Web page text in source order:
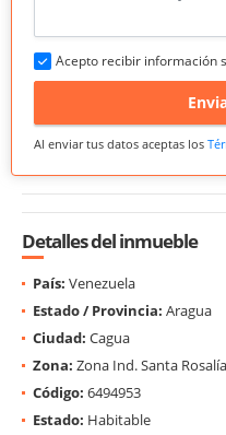
Acepto recibir información
Al enviar tus datos aceptas los
Detalles del inmueble
País: Venezuela
Estado / Provincia: Aragua
Ciudad: Cagua
Zona: Zona Ind. Santa Rosalía
Código: 6494953
Estado: Habitable